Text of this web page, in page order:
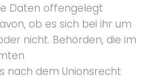
Daten offengelegt
ob es sich bei ihr um
nicht. Behörden, die im
nach dem Unionsrecht